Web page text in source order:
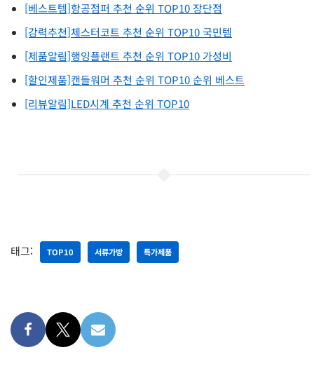
[베스트템]항공점퍼 추천 순위 TOP10 장단점
[강력추천]체스터코트 추천 순위 TOP10 국민템
[제품알림]행잉플랜트 추천 순위 TOP10 가성비
[할인제품]캔들워머 추천 순위 TOP10 순위 베스트
[리뷰알림]LED시계 추천 순위 TOP10
태그: TOP10 서류가방 특가제품